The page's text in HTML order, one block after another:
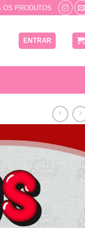
OS PRODUTOS
ENTRAR